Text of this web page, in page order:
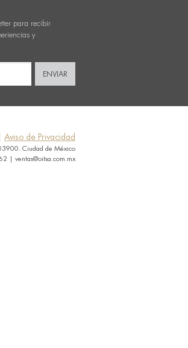
para recibir
y
Aviso de Privacidad
Ciudad de México
ventas@oitsa.com.mx